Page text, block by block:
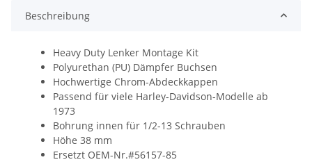
Beschreibung
Heavy Duty Lenker Montage Kit
Polyurethan (PU) Dämpfer Buchsen
Hochwertige Chrom-Abdeckkappen
Passend für viele Harley-Davidson-Modelle ab
1973
Bohrung innen für 1/2-13 Schrauben
Höhe 38 mm
Ersetzt OEM-Nr.#56157-85